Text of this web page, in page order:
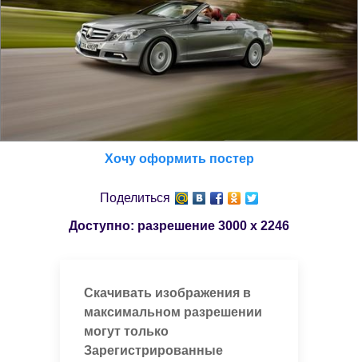
Хочу оформить постер
Поделиться
Доступно: разрешение 3000 x 2246
Скачивать изображения в
максимальном разрешении
могут только
Зарегистрированные